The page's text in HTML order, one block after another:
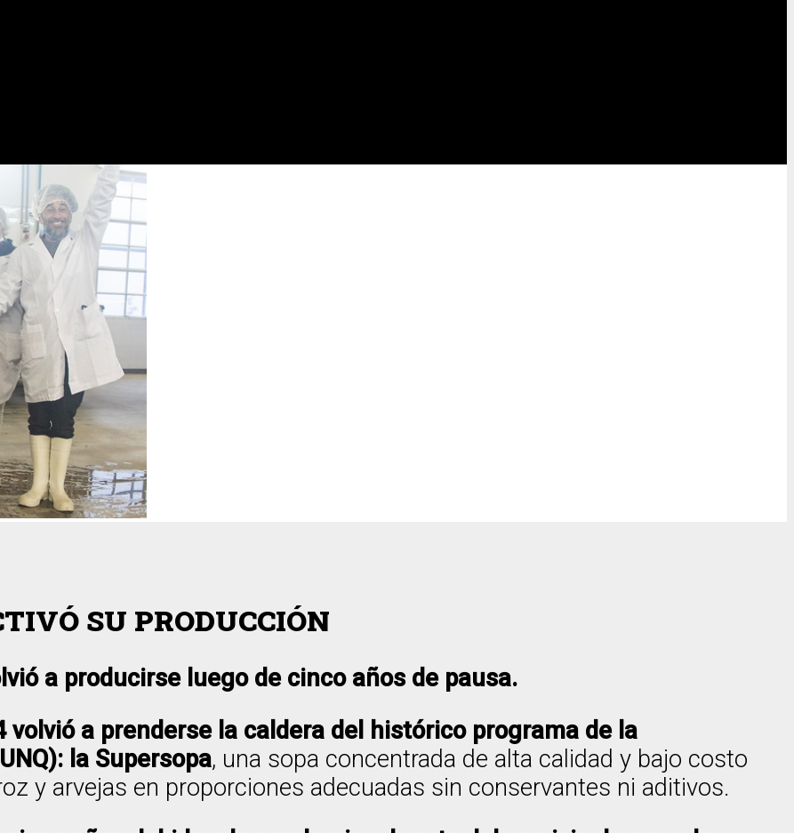
SU PRODUCCIÓN
a producirse luego de cinco años de pausa.
volvió a prenderse la caldera del histórico programa de la
la Supersopa, una sopa concentrada de alta calidad y bajo costo
y arvejas en proporciones adecuadas sin conservantes ni aditivos.